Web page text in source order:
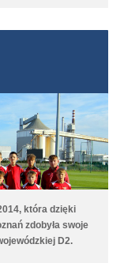
która dzięki
zdobyła swoje
D2.
Artomski i Karol